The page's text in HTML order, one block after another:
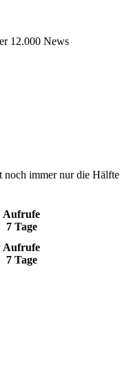
12.000 News
noch immer nur die Hälfte
Aufrufe
7 Tage
Aufrufe
7 Tage